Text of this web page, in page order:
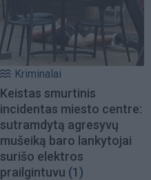
Kriminalai
Keistas smurtinis
incidentas miesto centre:
sutramdytą agresyvų
mušeiką baro lankytojai
surišo elektros
prailgintuvu (1)